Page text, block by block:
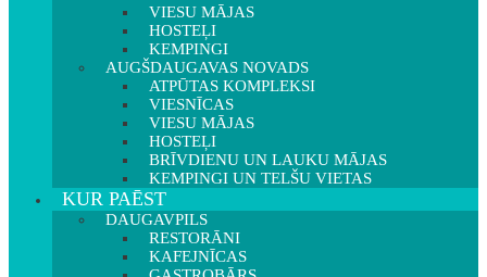
VIESU MĀJAS
HOSTEĻI
KEMPINGI
AUGŠDAUGAVAS NOVADS
ATPŪTAS KOMPLEKSI
VIESNĪCAS
VIESU MĀJAS
HOSTEĻI
BRĪVDIENU UN LAUKU MĀJAS
KEMPINGI UN TELŠU VIETAS
KUR PAĒST
DAUGAVPILS
RESTORĀNI
KAFEJNĪCAS